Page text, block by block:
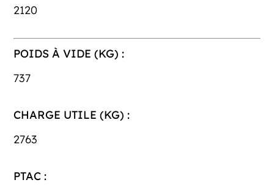
2120
POIDS À VIDE (KG) :
737
CHARGE UTILE (KG) :
2763
PTAC :